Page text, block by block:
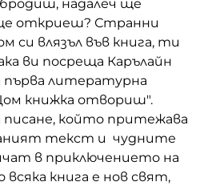
надалеч ще
откриеш? Странни
си влязъл във книга, ти
ви посреща Карълайн
първа литературна
книжка отвориш".
писане, който притежава
текст и чудните
в приключението на
книга е нов свят,